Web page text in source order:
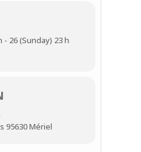
- 26 (Sunday) 23 h
95630 Mériel